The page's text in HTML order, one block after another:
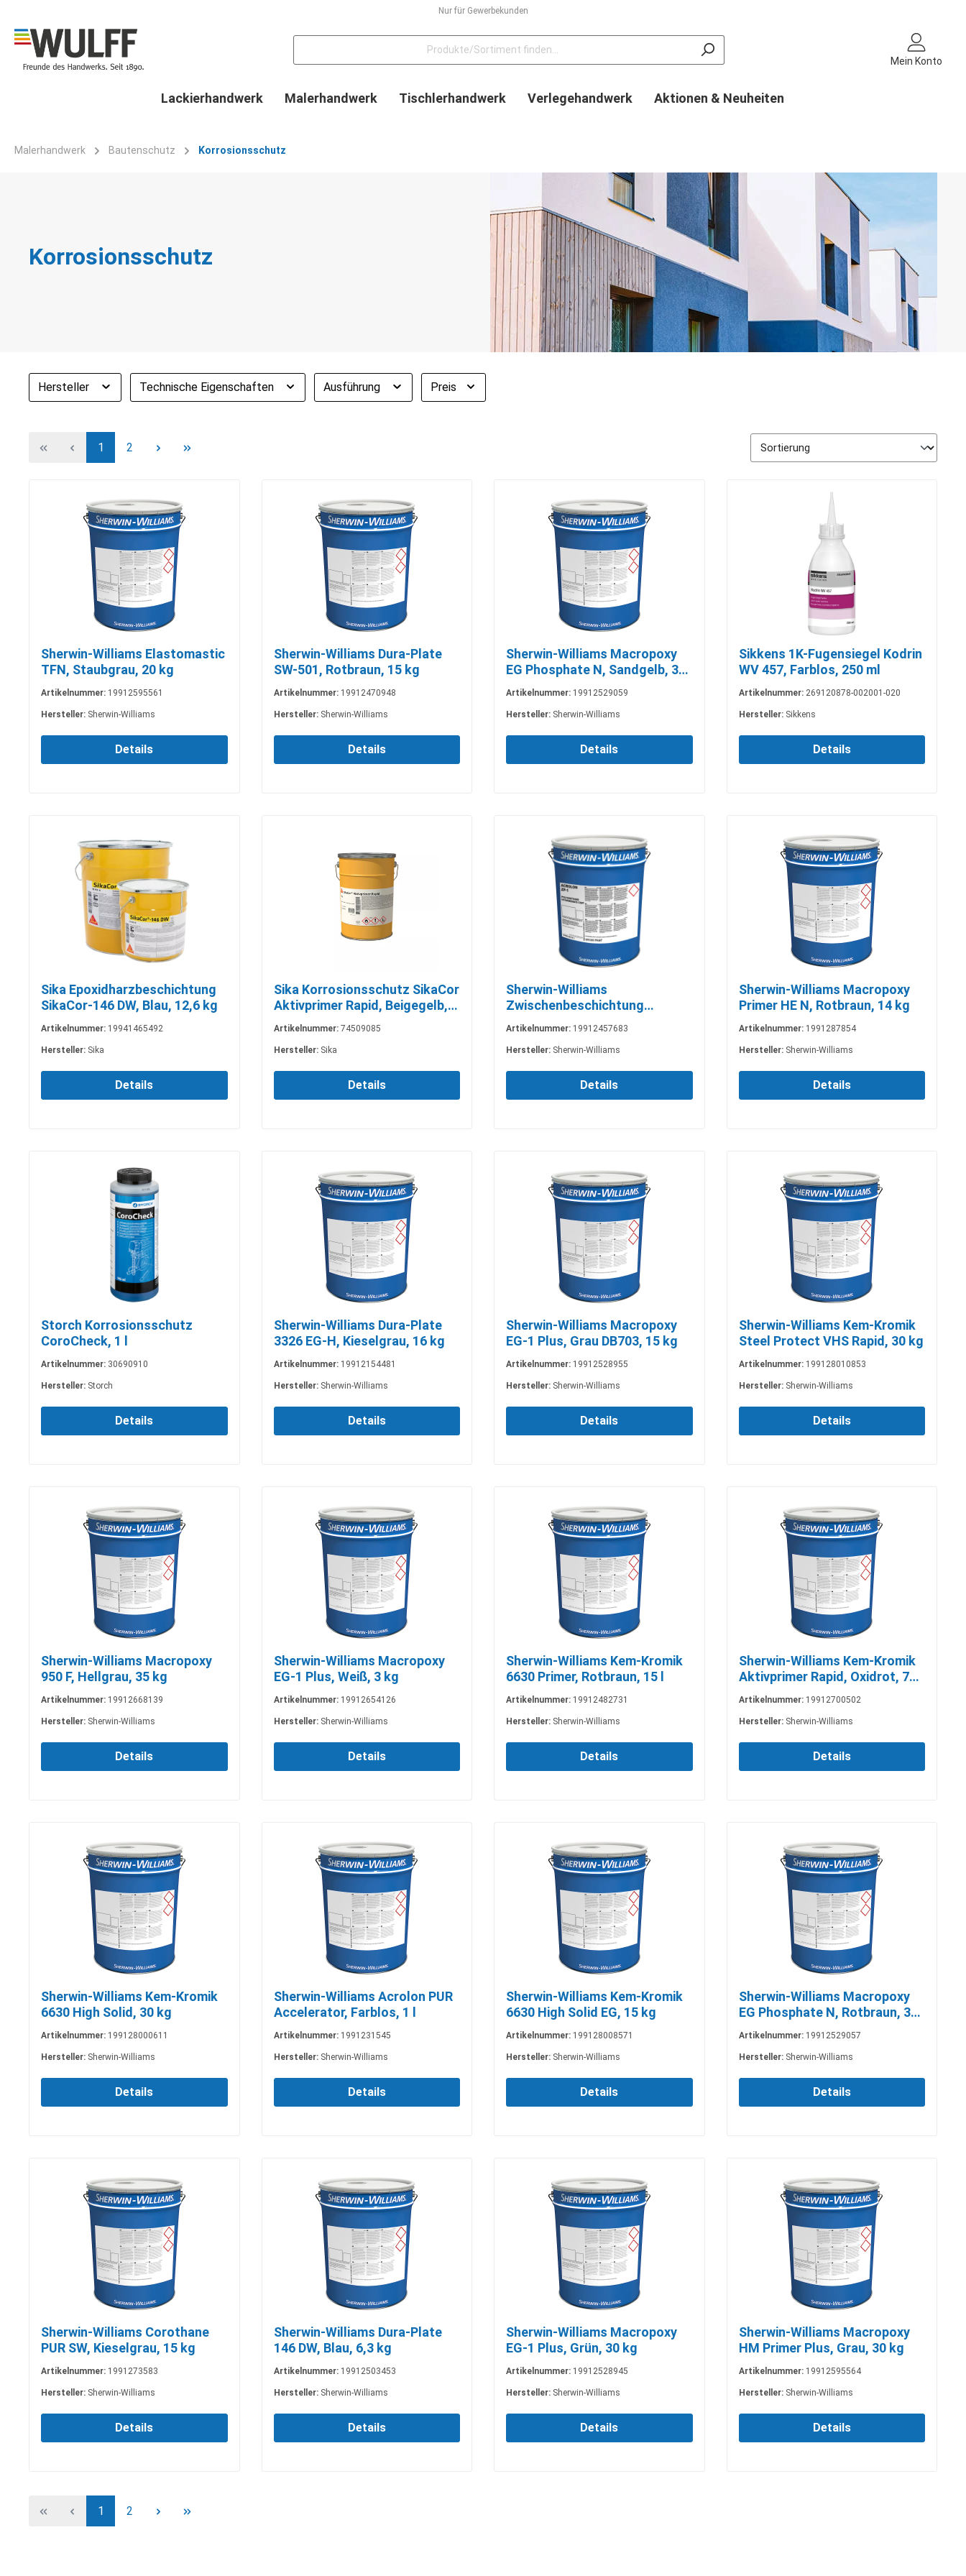
Nur für Gewerbekunden
Mein Konto
Lackierhandwerk Malerhandwerk Tischlerhandwerk Verlegehandwerk Aktionen & Neuheiten
Malerhandwerk Bautenschutz Korrosionsschutz
Korrosionsschutz
Hersteller Technische Eigenschaften Ausführung Preis
1 2
Sherwin-Williams Elastomastic
TFN, Staubgrau, 20 kg
Artikelnummer: 19912595561
Hersteller: Sherwin-Williams
Details
Sherwin-Williams Dura-Plate
SW-501, Rotbraun, 15 kg
Artikelnummer: 19912470948
Hersteller: Sherwin-Williams
Details
Sherwin-Williams Macropoxy
EG Phosphate N, Sandgelb, 3
kg
Artikelnummer: 19912529059
Hersteller: Sherwin-Williams
Details
Sikkens 1K-Fugensiegel Kodrin
WV 457, Farblos, 250 ml
Artikelnummer: 269120878-002001-020
Hersteller: Sikkens
Details
Sika Epoxidharzbeschichtung
SikaCor-146 DW, Blau, 12,6 kg
Artikelnummer: 19941465492
Hersteller: Sika
Details
Sika Korrosionsschutz SikaCor
Aktivprimer Rapid, Beigegelb, 3
Artikelnummer: 74509085
Hersteller: Sika
Details
Sherwin-Williams
Zwischenbeschichtung
ACROLON ZP-1, 30 kg,
Artikelnummer: 19912457683
Hersteller: Sherwin-Williams
Details
Sherwin-Williams Macropoxy
Primer HE N, Rotbraun, 14 kg
Artikelnummer: 1991287854
Hersteller: Sherwin-Williams
Details
Storch Korrosionsschutz
CoroCheck, 1 l
Artikelnummer: 30690910
Hersteller: Storch
Details
Sherwin-Williams Dura-Plate
3326 EG-H, Kieselgrau, 16 kg
Artikelnummer: 19912154481
Hersteller: Sherwin-Williams
Details
Sherwin-Williams Macropoxy
EG-1 Plus, Grau DB703, 15 kg
Artikelnummer: 19912528955
Hersteller: Sherwin-Williams
Details
Sherwin-Williams Kem-Kromik
Steel Protect VHS Rapid, 30 kg
Artikelnummer: 199128010853
Hersteller: Sherwin-Williams
Details
Sherwin-Williams Macropoxy
950 F, Hellgrau, 35 kg
Artikelnummer: 19912668139
Hersteller: Sherwin-Williams
Details
Sherwin-Williams Macropoxy
EG-1 Plus, Weiß, 3 kg
Artikelnummer: 19912654126
Hersteller: Sherwin-Williams
Details
Sherwin-Williams Kem-Kromik
6630 Primer, Rotbraun, 15 l
Artikelnummer: 19912482731
Hersteller: Sherwin-Williams
Details
Sherwin-Williams Kem-Kromik
Aktivprimer Rapid, Oxidrot, 750
Artikelnummer: 19912700502
Hersteller: Sherwin-Williams
Details
Sherwin-Williams Kem-Kromik
6630 High Solid, 30 kg
Artikelnummer: 199128000611
Hersteller: Sherwin-Williams
Details
Sherwin-Williams Acrolon PUR
Accelerator, Farblos, 1 l
Artikelnummer: 1991231545
Hersteller: Sherwin-Williams
Details
Sherwin-Williams Kem-Kromik
6630 High Solid EG, 15 kg
Artikelnummer: 199128008571
Hersteller: Sherwin-Williams
Details
Sherwin-Williams Macropoxy
EG Phosphate N, Rotbraun, 3
kg
Artikelnummer: 19912529057
Hersteller: Sherwin-Williams
Details
Sherwin-Williams Corothane
PUR SW, Kieselgrau, 15 kg
Artikelnummer: 1991273583
Hersteller: Sherwin-Williams
Details
Sherwin-Williams Dura-Plate
146 DW, Blau, 6,3 kg
Artikelnummer: 19912503453
Hersteller: Sherwin-Williams
Details
Sherwin-Williams Macropoxy
EG-1 Plus, Grün, 30 kg
Artikelnummer: 19912528945
Hersteller: Sherwin-Williams
Details
Sherwin-Williams Macropoxy
HM Primer Plus, Grau, 30 kg
Artikelnummer: 19912595564
Hersteller: Sherwin-Williams
Details
1 2